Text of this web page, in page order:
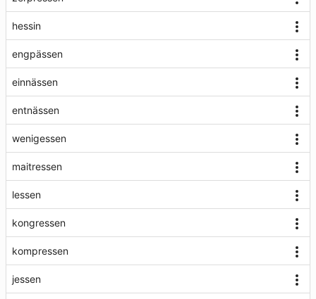
hessin
engpässen
einnässen
entnässen
wenigessen
maitressen
lessen
kongressen
kompressen
jessen